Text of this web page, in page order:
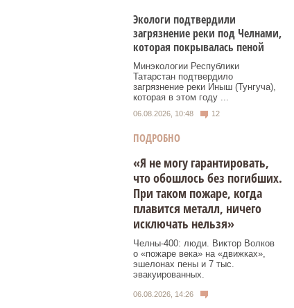
Экологи подтвердили
загрязнение реки под Челнами,
которая покрывалась пеной
Минэкологии Республики
Татарстан подтвердило
загрязнение реки Иныш (Тунгуча),
которая в этом году ...
06.08.2026, 10:48 12
ПОДРОБНО
«Я не могу гарантировать,
что обошлось без погибших.
При таком пожаре, когда
плавится металл, ничего
исключать нельзя»
Челны-400: люди. Виктор Волков
о «пожаре века» на «движках»,
эшелонах пены и 7 тыс.
эвакуированных.
06.08.2026, 14:26